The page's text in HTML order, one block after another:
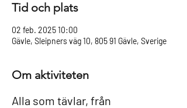
Tid och plats
02 feb. 2025 10:00
Gävle, Sleipners väg 10, 805 91 Gävle, Sverige
Om aktiviteten
Alla som tävlar, från